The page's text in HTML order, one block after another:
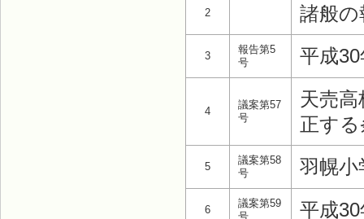
2 諸般の
3
報告第5
号
平成
4
議案第57
号
天売
正す
5
議案第58
号
羽幌
6
議案第59
号
平成